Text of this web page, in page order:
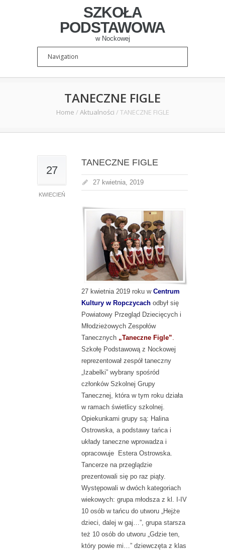
SZKOŁA
PODSTAWOWA
w Nockowej
TANECZNE FIGLE
Home / Aktualności / TANECZNE FIGLE
27
KWIECIEŃ
TANECZNE FIGLE
27 kwietnia, 2019
27 kwietnia 2019 roku w Centrum
Kultury w Ropczycach odbył się
Powiatowy Przegląd Dziecięcych i
Młodzieżowych Zespołów
Tanecznych „Taneczne Figle”
Szkołę Podstawową z Nockowej
reprezentował zespół taneczny
„Izabelki” wybrany spośród
członków Szkolnej Grupy
Tanecznej, która w tym roku działa
w ramach świetlicy szkolnej.
Opiekunkami grupy są: Halina
Ostrowska, a podstawy tańca i
układy taneczne wprowadza i
opracowuje Estera Ostrowska.
Tancerze na przeglądzie
prezentowali się po raz piąty.
Występowali w dwóch kategoriach
wiekowych: grupa młodsza z kl. I-IV
10 osób w tańcu do utworu „Hejże
dzieci, dalej w gaj…”, grupa starsza
też 10 osób do utworu „Gdzie ten,
który powie mi…” dziewczęta z klas